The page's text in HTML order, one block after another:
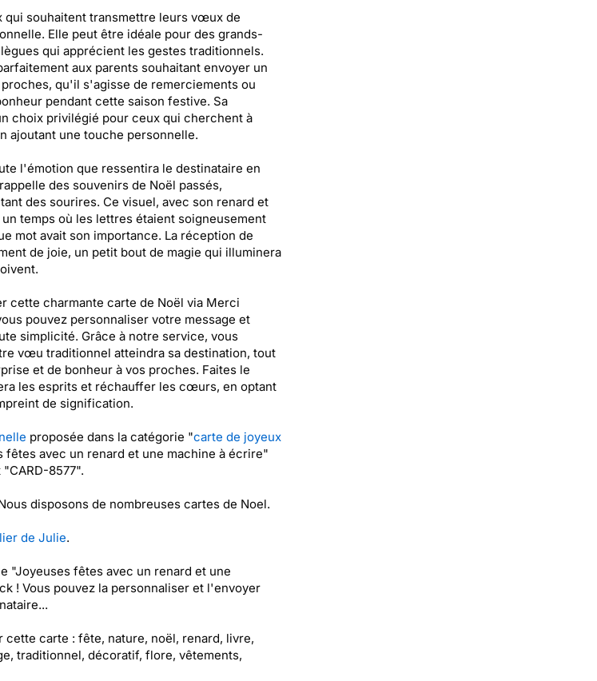
qui souhaitent transmettre leurs vœux de
Elle peut être idéale pour des grands-
qui apprécient les gestes traditionnels.
aux parents souhaitant envoyer un
qu'il s'agisse de remerciements ou
pendant cette saison festive. Sa
choix privilégié pour ceux qui cherchent à
ajoutant une touche personnelle.
l'émotion que ressentira le destinataire en
des souvenirs de Noël passés,
des sourires. Ce visuel, avec son renard et
temps où les lettres étaient soigneusement
mot avait son importance. La réception de
de joie, un petit bout de magie qui illuminera
cette charmante carte de Noël via Merci
pouvez personnaliser votre message et
simplicité. Grâce à notre service, vous
vœu traditionnel atteindra sa destination, tout
et de bonheur à vos proches. Faites le
les esprits et réchauffer les cœurs, en optant
de signification.
proposée dans la catégorie "carte de joyeux
fêtes avec un renard et une machine à écrire"
8577".
disposons de nombreuses cartes de Noel.
de Julie.
"Joyeuses fêtes avec un renard et une
! Vous pouvez la personnaliser et l'envoyer
cette carte : fête, nature, noël, renard, livre,
traditionnel, décoratif, flore, vêtements,